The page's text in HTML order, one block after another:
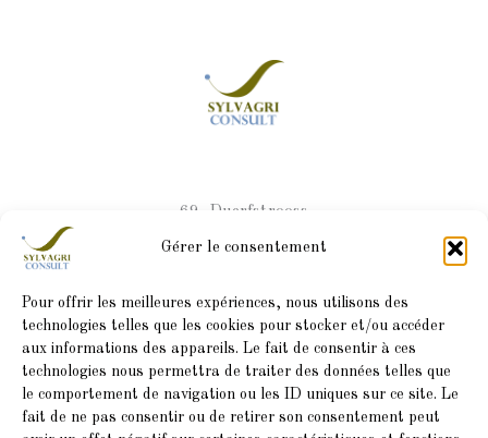
Gérer le consentement
Pour offrir les meilleures expériences, nous utilisons des
technologies telles que les cookies pour stocker et/ou accéder
aux informations des appareils. Le fait de consentir à ces
technologies nous permettra de traiter des données telles que
le comportement de navigation ou les ID uniques sur ce site. Le
fait de ne pas consentir ou de retirer son consentement peut
t
69, Duerfstrooss
L-9696 Winseler
Accueil
Services
Ventes
À propos